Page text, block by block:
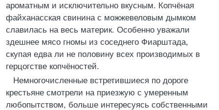
ароматным и исключительно вкусным. Копчёная
файханасская свинина с можжевеловым дымком
славилась на весь материк. Особенно уважали
здешнее мясо гномы из соседнего Фиарштада,
скупая едва ли не половину всех производимых в
герцогстве копчёностей.
Немногочисленные встретившиеся по дороге
крестьяне смотрели на приезжую с умеренным
любопытством, больше интересуясь собственными